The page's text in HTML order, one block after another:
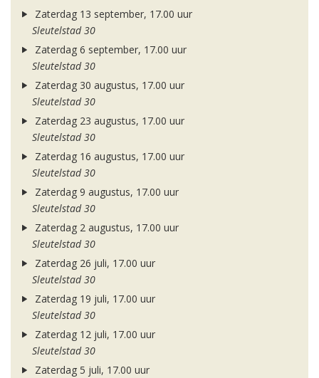
Zaterdag 13 september, 17.00 uur
Sleutelstad 30
Zaterdag 6 september, 17.00 uur
Sleutelstad 30
Zaterdag 30 augustus, 17.00 uur
Sleutelstad 30
Zaterdag 23 augustus, 17.00 uur
Sleutelstad 30
Zaterdag 16 augustus, 17.00 uur
Sleutelstad 30
Zaterdag 9 augustus, 17.00 uur
Sleutelstad 30
Zaterdag 2 augustus, 17.00 uur
Sleutelstad 30
Zaterdag 26 juli, 17.00 uur
Sleutelstad 30
Zaterdag 19 juli, 17.00 uur
Sleutelstad 30
Zaterdag 12 juli, 17.00 uur
Sleutelstad 30
Zaterdag 5 juli, 17.00 uur